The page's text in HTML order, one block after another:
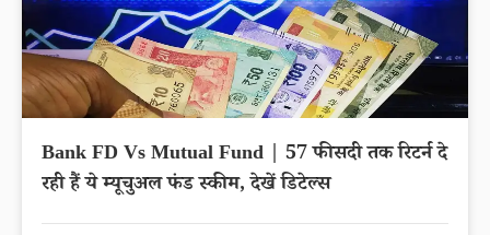
Bank FD Vs Mutual Fund | 57 फीसदी तक रिटर्न दे
रही हैं ये म्यूचुअल फंड स्कीम, देखें डिटेल्स